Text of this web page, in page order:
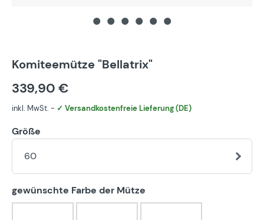
Komiteemütze "Bellatrix"
339,90 €
inkl. MwSt. - ✓ Versandkostenfreie Lieferung (DE)
Größe
60
gewünschte Farbe der Mütze